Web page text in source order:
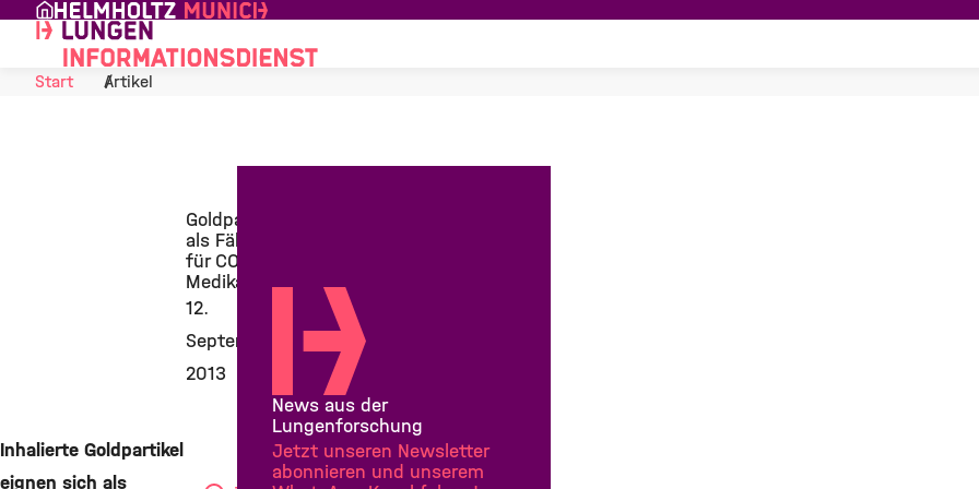
Skip to Content
Start
Artikel
Goldpartikel
als Fähren
für COPD-
Medikamente
12.
September
2013
Inhalierte Goldpartikel
eignen sich als
News aus der
Lungenforschung
Jetzt unseren Newsletter
abonnieren und unserem